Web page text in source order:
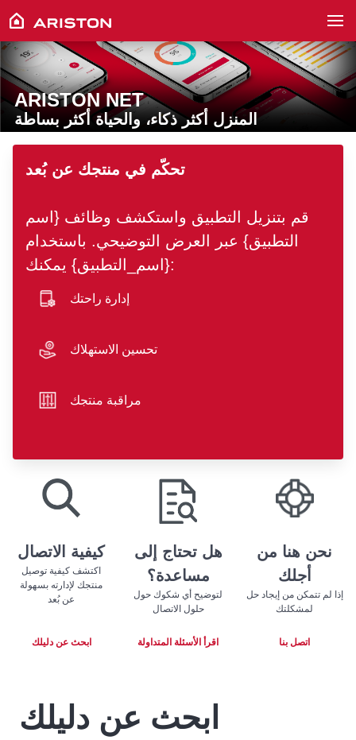
ARISTON NET
المنزل أكثر ذكاء، والحياة أكثر بساطة
تحكّم في منتجك عن بُعد
قم بتنزيل التطبيق واستكشف وظائف {اسم
التطبيق} عبر العرض التوضيحي. باستخدام
{اسم_التطبيق} يمكنك:
إدارة راحتك
تحسين الاستهلاك
مراقبة منتجك
كيفية الاتصال
اكتشف كيفية توصيل
منتجك لإدارته بسهولة
عن بُعد
هل تحتاج إلى
مساعدة؟
لتوضيح أي شكوك حول
حلول الاتصال
نحن هنا من
أجلك
إذا لم تتمكن من إيجاد حل
لمشكلتك
ابحث عن دليلك اقرأ الأسئلة المتداولة اتصل بنا
ابحث عن دليلك